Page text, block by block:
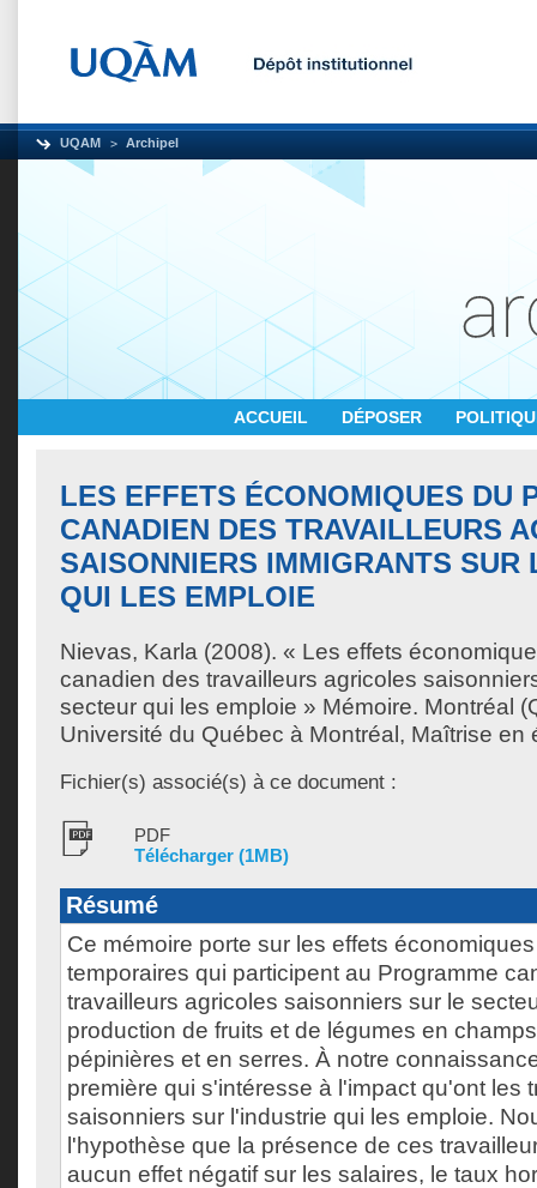
UQAM Archipel
ACCUEIL DÉPOSER
LES EFFETS ÉCONOMIQUES DU
CANADIEN DES TRAVAILLEURS
SAISONNIERS IMMIGRANTS SUR
QUI LES EMPLOIE
Nievas, Karla (2008). « Les effets
canadien des travailleurs agricoles
secteur qui les emploie » Mémoire. Montréal
Université du Québec à Montréal, Maîtrise en
Fichier(s) associé(s) à ce document :
PDF
Télécharger (1MB)
Résumé
Ce mémoire porte sur les effets
temporaires qui participent au Programme
travailleurs agricoles saisonniers sur le
production de fruits et de légumes en
pépinières et en serres. À notre
première qui s'intéresse à l'impact qu'ont les
saisonniers sur l'industrie qui les emploie.
l'hypothèse que la présence de ces
aucun effet négatif sur les salaires, le taux